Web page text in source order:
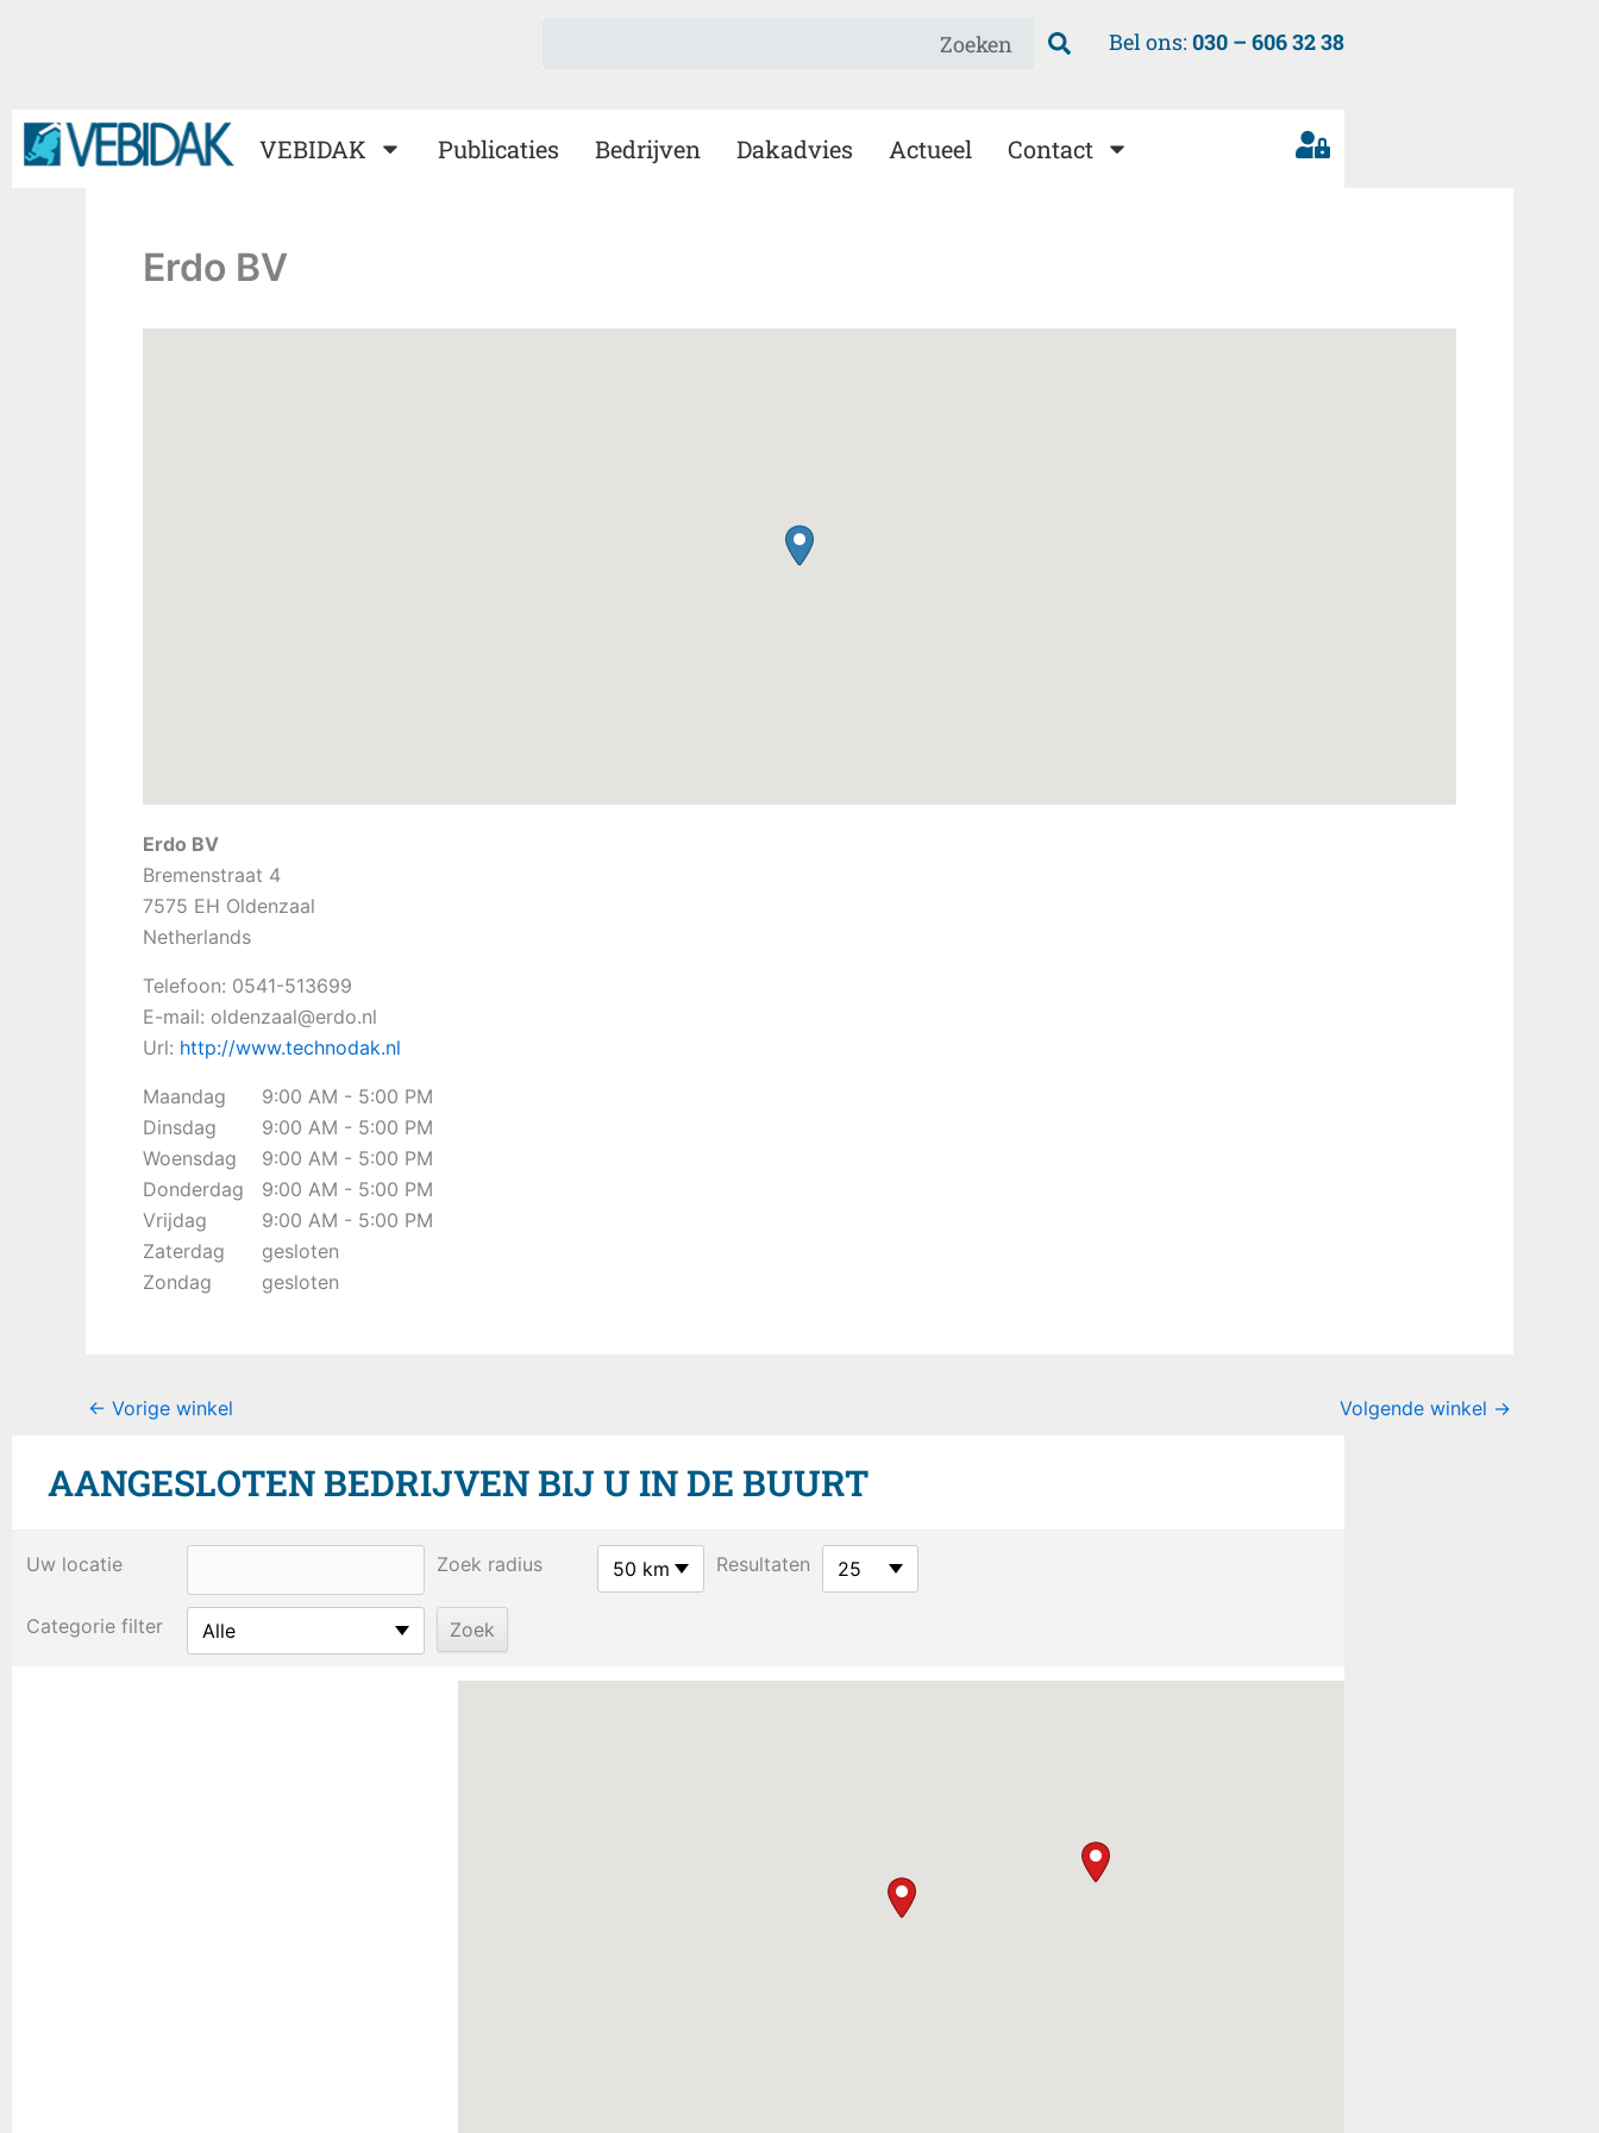
Bel ons: 030 – 606 32 38
VEBIDAK Publicaties Bedrijven Dakadvies Actueel Contact
Erdo BV
Erdo BV
Bremenstraat 4
7575 EH Oldenzaal
Netherlands
Telefoon: 0541-513699
E-mail: oldenzaal@erdo.nl
Url: http://www.technodak.nl
Maandag
9:00 AM - 5:00 PM
Dinsdag
9:00 AM - 5:00 PM
Woensdag
9:00 AM - 5:00 PM
Donderdag
9:00 AM - 5:00 PM
Vrijdag
9:00 AM - 5:00 PM
Zaterdag
gesloten
Zondag
gesloten
← Vorige winkel Volgende winkel →
AANGESLOTEN BEDRIJVEN BIJ U IN DE BUURT
Uw locatie Zoek radius 50 km Resultaten 25
Categorie filter Alle